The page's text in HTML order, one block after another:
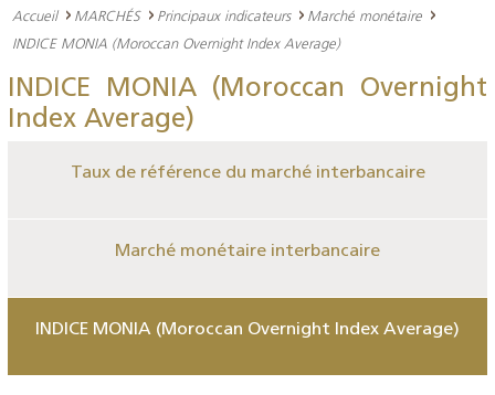
Accueil MARCHÉS Principaux indicateurs
Marché monétaire
INDICE MONIA (Moroccan Overnight Index Average)
INDICE MONIA (Moroccan Overnight
Index Average)
Taux de référence du marché interbancaire
Marché monétaire interbancaire
INDICE MONIA (Moroccan Overnight Index Average)